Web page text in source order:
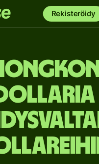
Rekisteröidy